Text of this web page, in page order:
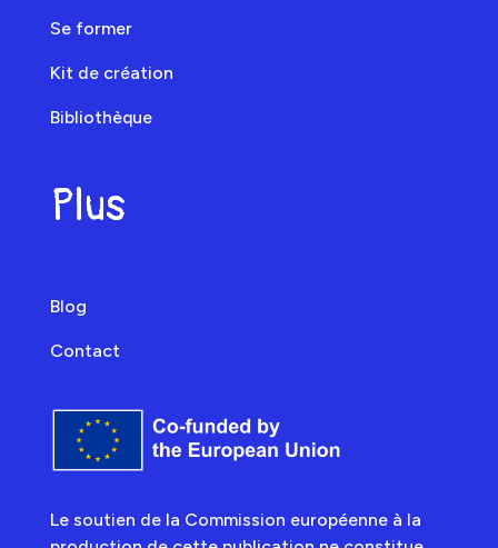
Se former
Kit de création
Bibliothèque
Plus
Blog
Contact
Le soutien de la Commission européenne à la